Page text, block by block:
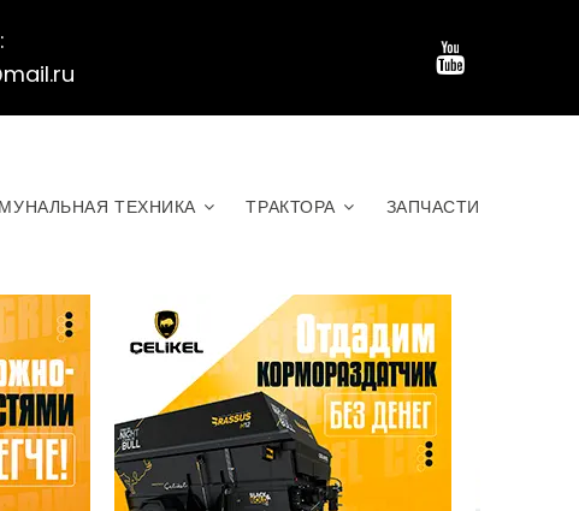
ТЕХНИКА ТРАКТОРА ЗАПЧАСТИ